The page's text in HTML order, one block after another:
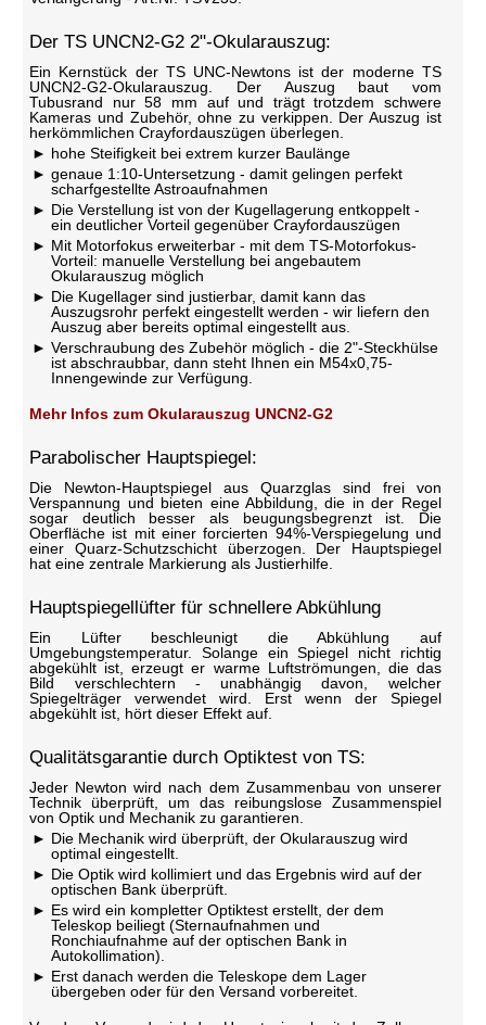
Der TS UNCN2-G2 2"-Okularauszug:
Ein Kernstück der TS UNC-Newtons ist der moderne TS
UNCN2-G2-Okularauszug. Der Auszug baut vom
Tubusrand nur 58 mm auf und trägt trotzdem schwere
Kameras und Zubehör, ohne zu verkippen. Der Auszug ist
herkömmlichen Crayfordauszügen überlegen.
hohe Steifigkeit bei extrem kurzer Baulänge
genaue 1:10-Untersetzung - damit gelingen perfekt
scharfgestellte Astroaufnahmen
Die Verstellung ist von der Kugellagerung entkoppelt -
ein deutlicher Vorteil gegenüber Crayfordauszügen
Mit Motorfokus erweiterbar - mit dem TS-Motorfokus-
Vorteil: manuelle Verstellung bei angebautem
Okularauszug möglich
Die Kugellager sind justierbar, damit kann das
Auszugsrohr perfekt eingestellt werden - wir liefern den
Auszug aber bereits optimal eingestellt aus.
Verschraubung des Zubehör möglich - die 2"-Steckhülse
ist abschraubbar, dann steht Ihnen ein M54x0,75-
Innengewinde zur Verfügung.
Mehr Infos zum Okularauszug UNCN2-G2
Parabolischer Hauptspiegel:
Die Newton-Hauptspiegel aus Quarzglas sind frei von
Verspannung und bieten eine Abbildung, die in der Regel
sogar deutlich besser als beugungsbegrenzt ist. Die
Oberfläche ist mit einer forcierten 94%-Verspiegelung und
einer Quarz-Schutzschicht überzogen. Der Hauptspiegel
hat eine zentrale Markierung als Justierhilfe.
Hauptspiegellüfter für schnellere Abkühlung
Ein Lüfter beschleunigt die Abkühlung auf
Umgebungstemperatur. Solange ein Spiegel nicht richtig
abgekühlt ist, erzeugt er warme Luftströmungen, die das
Bild verschlechtern - unabhängig davon, welcher
Spiegelträger verwendet wird. Erst wenn der Spiegel
abgekühlt ist, hört dieser Effekt auf.
Qualitätsgarantie durch Optiktest von TS:
Jeder Newton wird nach dem Zusammenbau von unserer
Technik überprüft, um das reibungslose Zusammenspiel
von Optik und Mechanik zu garantieren.
Die Mechanik wird überprüft, der Okularauszug wird
optimal eingestellt.
Die Optik wird kollimiert und das Ergebnis wird auf der
optischen Bank überprüft.
Es wird ein kompletter Optiktest erstellt, der dem
Teleskop beiliegt (Sternaufnahmen und
Ronchiaufnahme auf der optischen Bank in
Autokollimation).
Erst danach werden die Teleskope dem Lager
übergeben oder für den Versand vorbereitet.